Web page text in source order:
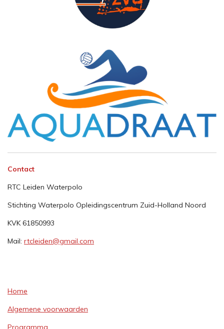
Contact
RTC Leiden Waterpolo
Stichting Waterpolo Opleidingscentrum Zuid-Holland Noord
KVK 61850993
Mail: rtcleiden@gmail.com
Home
Algemene voorwaarden
Programma